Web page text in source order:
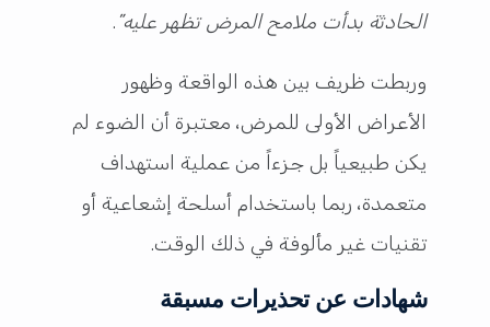
الحادثة بدأت ملامح المرض تظهر عليه” .
وربطت ظريف بين هذه الواقعة وظهور
الأعراض الأولى للمرض، معتبرة أن الضوء لم
يكن طبيعياً بل جزءاً من عملية استهداف
متعمدة، ربما باستخدام أسلحة إشعاعية أو
تقنيات غير مألوفة في ذلك الوقت.
شهادات عن تحذيرات مسبقة